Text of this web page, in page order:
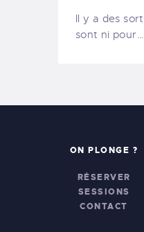
Il y a des
sont ni pour…
ON PLONGE ?
RÉSERVER
SESSIONS
CONTACT